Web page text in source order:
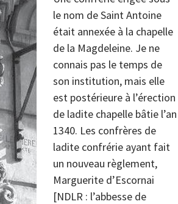
le nom de Saint Antoine
était annexée à la chapelle
de la Magdeleine. Je ne
connais pas le temps de
son institution, mais elle
est postérieure à l’érection
de ladite chapelle bâtie l’an
1340. Les confrères de
ladite confrérie ayant fait
un nouveau règlement,
Marguerite d’Escornai
[NDLR : l’abbesse de